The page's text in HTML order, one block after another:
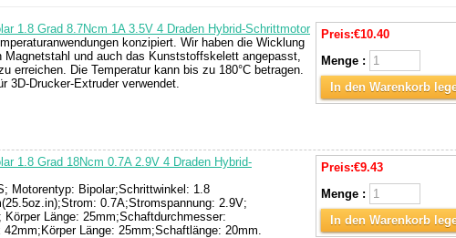
1.8 Grad 8.7Ncm 1A 3.5V 4 Draden Hybrid-Schrittmotor
konzipiert. Wir haben die Wicklung
Magnetstahl und auch das Kunststoffskelett angepasst,
erreichen. Die Temperatur kann bis zu 180°C betragen.
3D-Drucker-Extruder verwendet.
Preis:€10.40
Menge :
In den Warenkorb
1.8 Grad 18Ncm 0.7A 2.9V 4 Draden Hybrid-
Motorentyp: Bipolar;Schrittwinkel: 1.8
0.7A;Stromspannung: 2.9V;
Körper Länge: 25mm;Schaftdurchmesser:
Länge: 25mm;Schaftlänge: 20mm.
Preis:€9.43
Menge :
In den Warenkorb